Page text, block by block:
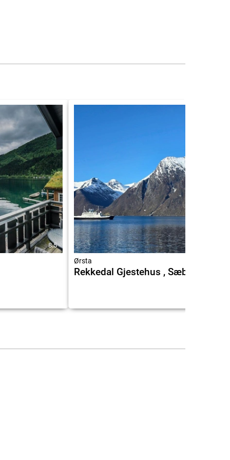
8.5
Ørsta
Rekkedal Gjestehus , Sæbø